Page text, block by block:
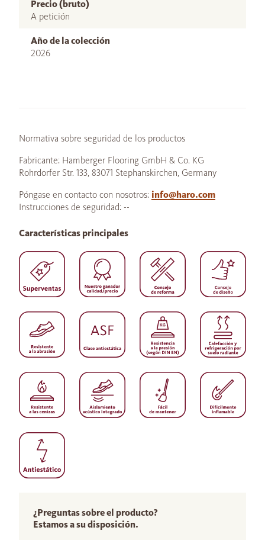
Precio (bruto)
A petición
Año de la colección
2026
Normativa sobre seguridad de los productos
Fabricante: Hamberger Flooring GmbH & Co. KG
Rohrdorfer Str. 133, 83071 Stephanskirchen, Germany
Póngase en contacto con nosotros: info@haro.com
Instrucciones de seguridad: --
¿Preguntas sobre el producto?
Estamos a su disposición.
Características principales